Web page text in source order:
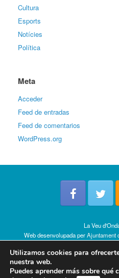
Cultura
Esports
Notícies
Política
Meta
Acceder
Feed de entradas
Feed de comentarios
WordPress.org
La Veu
Web desenvolupada perAjuntament
Utilizamos cookies para
nuestra web.
Puedes aprender más sobre